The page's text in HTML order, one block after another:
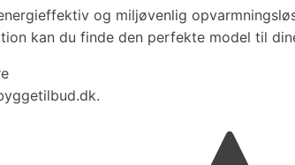
og miljøvenlig
kan du finde den perfekte model til